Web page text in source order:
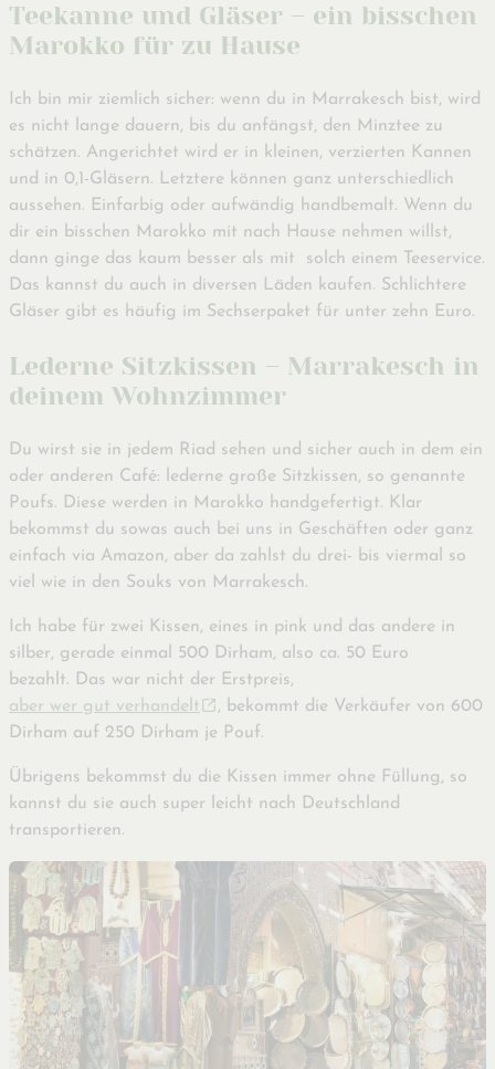
Teekanne und Gläser – ein bisschen
Marokko für zu Hause
Ich bin mir ziemlich sicher: wenn du in Marrakesch bist, wird
es nicht lange dauern, bis du anfängst, den Minztee zu
schätzen. Angerichtet wird er in kleinen, verzierten Kannen
und in 0,1-Gläsern. Letztere können ganz unterschiedlich
aussehen. Einfarbig oder aufwändig handbemalt. Wenn du
dir ein bisschen Marokko mit nach Hause nehmen willst,
dann ginge das kaum besser als mit solch einem Teeservice.
Das kannst du auch in diversen Läden kaufen. Schlichtere
Gläser gibt es häufig im Sechserpaket für unter zehn Euro.
Lederne Sitzkissen – Marrakesch in
deinem Wohnzimmer
Du wirst sie in jedem Riad sehen und sicher auch in dem ein
oder anderen Café: lederne große Sitzkissen, so genannte
Poufs. Diese werden in Marokko handgefertigt. Klar
bekommst du sowas auch bei uns in Geschäften oder ganz
einfach via Amazon, aber da zahlst du drei- bis viermal so
viel wie in den Souks von Marrakesch.
Ich habe für zwei Kissen, eines in pink und das andere in
silber, gerade einmal 500 Dirham, also ca. 50 Euro
bezahlt. Das war nicht der Erstpreis,
aber wer gut verhandelt
, bekommt die Verkäufer von 600
Dirham auf 250 Dirham je Pouf.
Übrigens bekommst du die Kissen immer ohne Füllung, so
kannst du sie auch super leicht nach Deutschland
transportieren.